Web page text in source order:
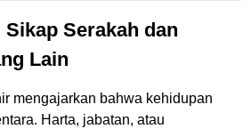
Serakah dan
Lain
mengajarkan bahwa kehidupan
Harta, jabatan, atau